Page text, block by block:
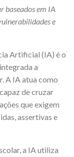
baseados em IA
e
Artificial (IA) é o
a
A IA atua como
de cruzar
que exigem
assertivas e
a IA utiliza